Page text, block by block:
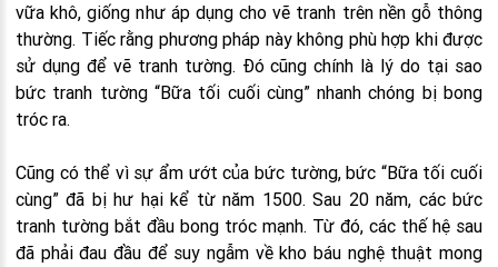
vữa khô, giống như áp dụng cho vẽ tranh trên nền gỗ thông
thường. Tiếc rằng phương pháp này không phù hợp khi được
sử dụng để vẽ tranh tường. Đó cũng chính là lý do tại sao
bức tranh tường “Bữa tối cuối cùng” nhanh chóng bị bong
tróc ra.
Cũng có thể vì sự ẩm ướt của bức tường, bức “Bữa tối cuối
cùng” đã bị hư hại kể từ năm 1500. Sau 20 năm, các bức
tranh tường bắt đầu bong tróc mạnh. Từ đó, các thế hệ sau
đã phải đau đầu để suy ngẫm về kho báu nghệ thuật mong